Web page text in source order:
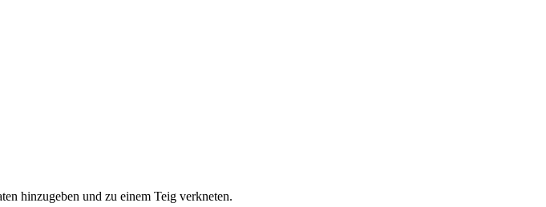
hinzugeben und zu einem Teig verkneten.